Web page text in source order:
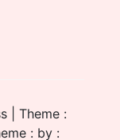
|Theme :
: by :